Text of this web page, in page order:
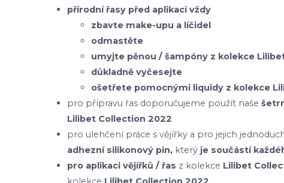
přírodní řasy před aplikací vždy
zbavte make-upu a líčidel
odmastěte
umyjte pěnou / šampóny z kolekce
důkladně vyčesejte
ošetřete pomocnými liquidy z kolekce
pro přípravu řas doporučujeme použít naše
Lilibet Collection 2022
pro ulehčení práce s vějířky a pro jejich
adhezní silikonový pin, který je součástí
pro aplikaci vějířků / řas z kolekce Lilibet